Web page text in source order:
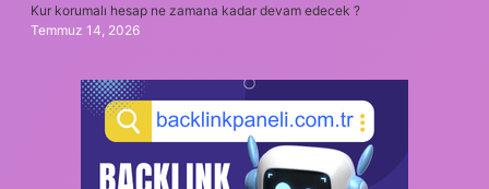
Kur korumalı hesap ne zamana kadar devam edecek ?
Temmuz 14, 2026